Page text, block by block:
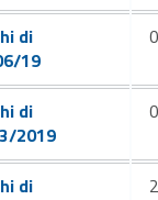
di
19
di
2019
di